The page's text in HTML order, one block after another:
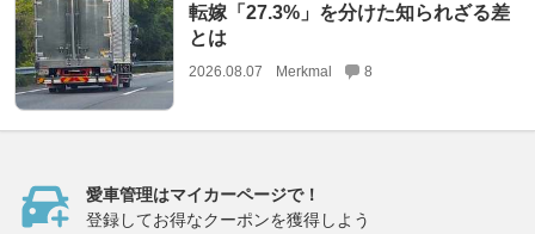
転嫁「27.3%」を分けた知られざる差
とは
2026.08.07 Merkmal 8
愛車管理はマイカーページで！
登録してお得なクーポンを獲得しよう